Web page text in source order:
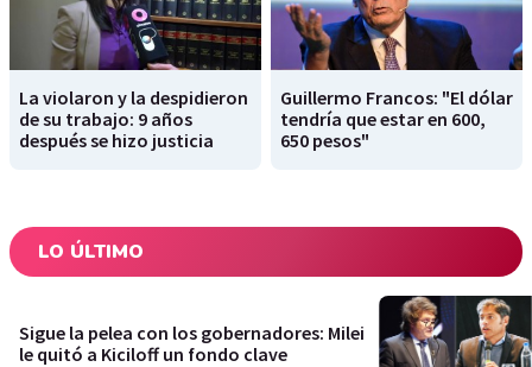
La violaron y la despidieron
de su trabajo: 9 años
después se hizo justicia
Guillermo Francos: "El dólar
tendría que estar en 600,
650 pesos"
LO ÚLTIMO
Sigue la pelea con los gobernadores: Milei
le quitó a Kiciloff un fondo clave